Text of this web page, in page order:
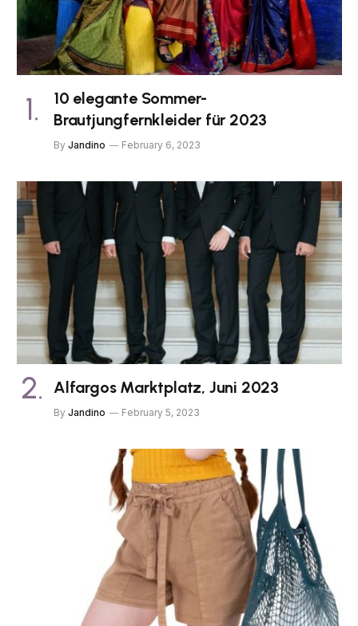
10 elegante Sommer-
Brautjungfernkleider für 2023
By Jandino February 6, 2023
Alfargos Marktplatz, Juni 2023
By Jandino February 5, 2023